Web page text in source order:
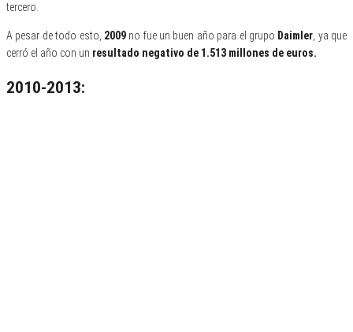
tercero.
A pesar de todo esto, 2009no fue un buen año para el grupo Daimler , ya que
cerró el año con un resultado negativo de 1.513 millones de euros.
2010-2013: